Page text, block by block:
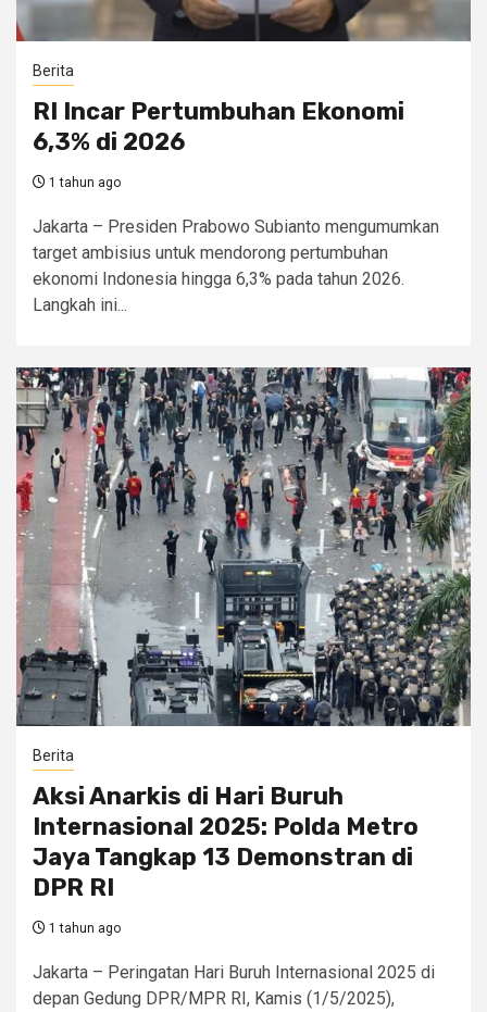
Berita
RI Incar Pertumbuhan Ekonomi
6,3% di 2026
1 tahun ago
Jakarta – Presiden Prabowo Subianto mengumumkan
target ambisius untuk mendorong pertumbuhan
ekonomi Indonesia hingga 6,3% pada tahun 2026.
Langkah ini...
Berita
Aksi Anarkis di Hari Buruh
Internasional 2025: Polda Metro
Jaya Tangkap 13 Demonstran di
DPR RI
1 tahun ago
Jakarta – Peringatan Hari Buruh Internasional 2025 di
depan Gedung DPR/MPR RI, Kamis (1/5/2025),